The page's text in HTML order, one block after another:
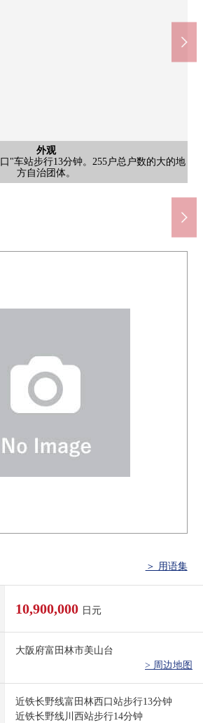
外观
"车站步行13分钟。255户总户数的大的地
方自治团体。
客厅
于7楼部分、朝南，阳光、通风、风景良
好。
客厅
向朝南的阳台的阳光好的空间。
室内
/]到底为正和客厅邻接如果把门换成Open
的话，也可以利用。
厨房
会话在烹调的时候兴奋起来的开放式厨房
被采用。
洗脸
附近设置洗脸室家务流迹线良好。
公共汽车
缸里面舒适地，治疗1日的疲劳。
厕所
座的，是不问季节，舒适的使用的感觉。
洗脸
[洗脸]
洗脸
[洗脸]
其他
台]洗脸室正设有洗手台。
门口
[门口]
阳台
光在朝南充分倾注到的阳台。
风景
风景
其他当地
自行车停放处
外观
宠物一起渡过。(规章限制有)
外观
外观
外观
外观
外观
外观
外观
停车场
＞ 用语集
10,900,000 日元
大阪府富田林市美山台
> 周边地图
近铁长野线富田林西口站步行13分钟
近铁长野线川西站步行14分钟